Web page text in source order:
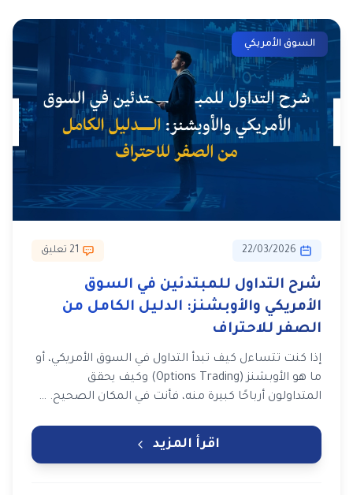
السوق الأمريكي
22/03/2026 21 تعليق
شرح التداول للمبتدئين في السوق
الأمريكي والأوبشنز: الدليل الكامل من
الصفر للاحتراف
إذا كنت تتساءل كيف تبدأ التداول في السوق الأمريكي، أو
ما هو الأوبشنز (Options Trading) وكيف يحقق
المتداولون أرباحًا كبيرة منه، فأنت في المكان الصحيح. …
اقرأ المزيد